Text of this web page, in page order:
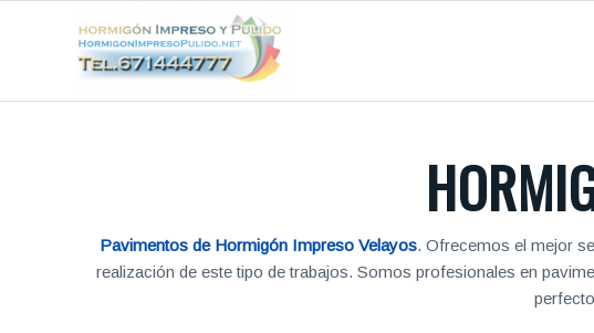
Pavimentos de Hormigón Impreso Velayos. Ofrecemos el mejor
realización de este tipo de trabajos. Somos profesionales en